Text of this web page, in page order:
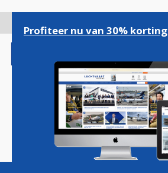
gaan
Magazine Podcasts
Profiteer nu van 30% korting